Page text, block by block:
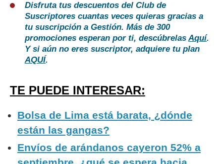
Disfruta tus descuentos del Club de
Suscriptores cuantas veces quieras gracias a
tu suscripción a Gestión. Más de 300
promociones esperan por ti, descúbrelasAquí.
Y si aún no eres suscriptor, adquiere tu plan
AQUÍ.
TE PUEDE INTERESAR:
Bolsa de Lima está barata, ¿dónde
están las gangas?
Envíos de arándanos cayeron 52% a